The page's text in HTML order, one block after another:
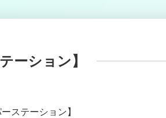
ーション】
ステーション】